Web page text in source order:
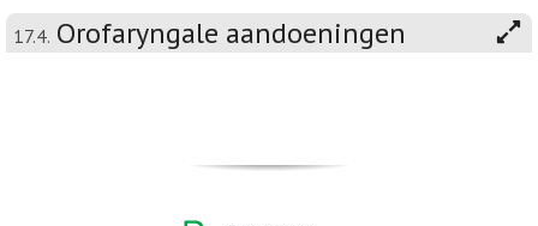
17.4. Orofaryngale aandoeningen